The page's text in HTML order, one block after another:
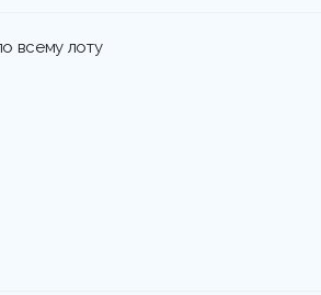
всему лоту